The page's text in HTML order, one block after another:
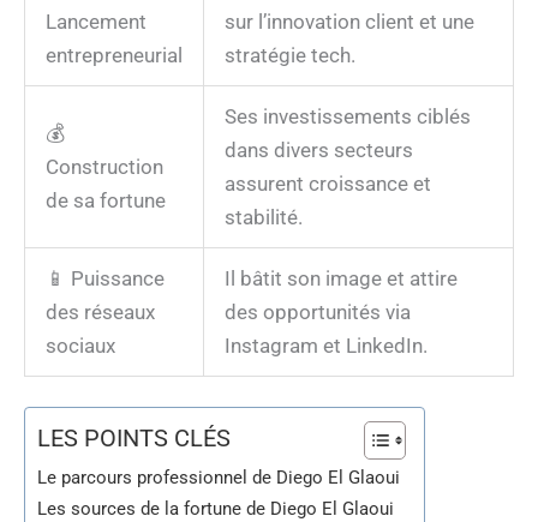
Lancement
entrepreneurial
sur l’innovation client et une
stratégie tech.
💰
Construction
de sa fortune
Ses investissements ciblés
dans divers secteurs
assurent croissance et
stabilité.
📱 Puissance
des réseaux
sociaux
Il bâtit son image et attire
des opportunités via
Instagram et LinkedIn.
LES POINTS CLÉS
Le parcours professionnel de Diego El Glaoui
Les sources de la fortune de Diego El Glaoui